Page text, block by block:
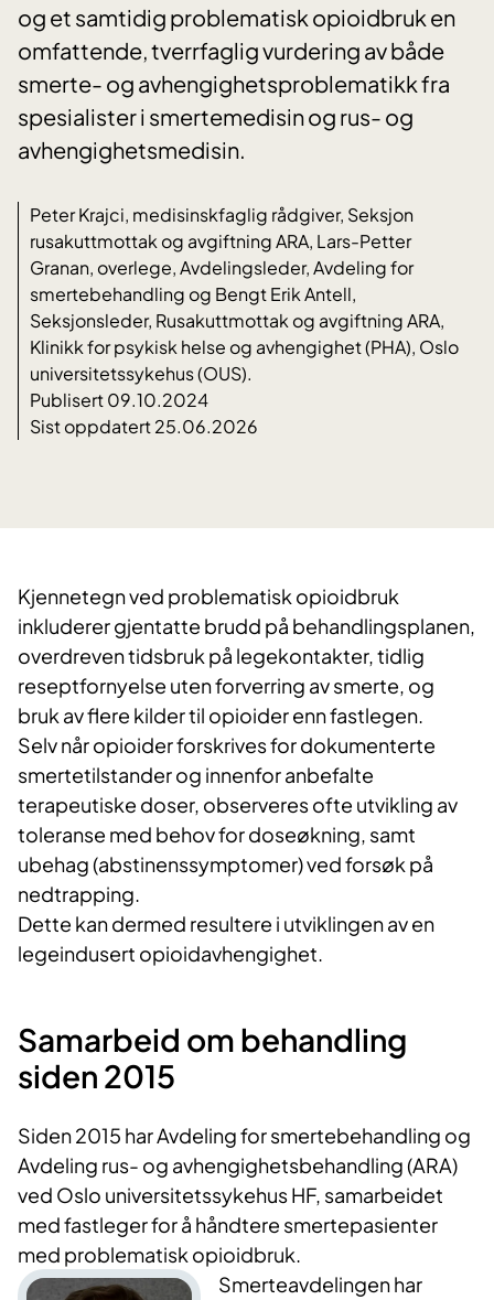
og et samtidig problematisk opioidbruk en
omfattende, tverrfaglig vurdering av både
smerte- og avhengighetsproblematikk fra
spesialister i smertemedisin og rus- og
avhengighetsmedisin.
Peter Krajci, medisinskfaglig rådgiver, Seksjon
rusakuttmottak og avgiftning ARA, Lars-Petter
Granan, overlege, Avdelingsleder, Avdeling for
smertebehandling og Bengt Erik Antell,
Seksjonsleder, Rusakuttmottak og avgiftning ARA,
Klinikk for psykisk helse og avhengighet (PHA), Oslo
universitetssykehus (OUS).
Publisert 09.10.2024
Sist oppdatert 25.06.2026
Kjennetegn ved problematisk opioidbruk
inkluderer gjentatte brudd på behandlingsplanen,
overdreven tidsbruk på legekontakter, tidlig
reseptfornyelse uten forverring av smerte, og
bruk av flere kilder til opioider enn fastlegen.
Selv når opioider forskrives for dokumenterte
smertetilstander og innenfor anbefalte
terapeutiske doser, observeres ofte utvikling av
toleranse med behov for doseøkning, samt
ubehag (abstinenssymptomer) ved forsøk på
nedtrapping.
Dette kan dermed resultere i utviklingen av en
legeindusert opioidavhengighet.
Samarbeid om behandling
siden 2015
Siden 2015 har Avdeling for smertebehandling og
Avdeling rus- og avhengighetsbehandling (ARA)
ved Oslo universitetssykehus HF, samarbeidet
med fastleger for å håndtere smertepasienter
med problematisk opioidbruk.
Smerteavdelingen har